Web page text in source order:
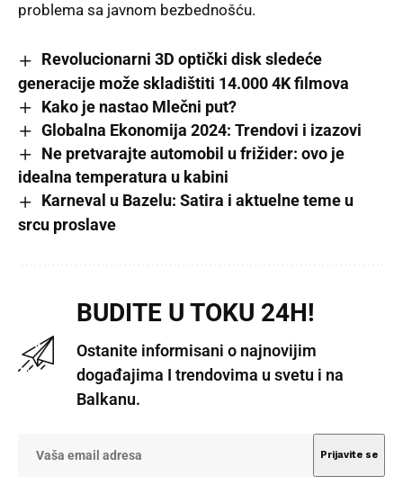
problema sa javnom bezbednošću.
Revolucionarni 3D optički disk sledeće
generacije može skladištiti 14.000 4K filmova
Kako je nastao Mlečni put?
Globalna Ekonomija 2024: Trendovi i izazovi
Ne pretvarajte automobil u frižider: ovo je
idealna temperatura u kabini
Karneval u Bazelu: Satira i aktuelne teme u
srcu proslave
BUDITE U TOKU 24H!
Ostanite informisani o najnovijim
događajima I trendovima u svetu i na
Balkanu.